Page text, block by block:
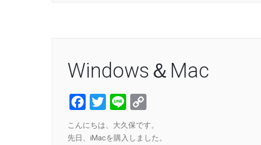
Windows＆Mac
Facebook
Twitter
Line
Link
こんにちは、大久保です。
先日、iMacを購入しました。